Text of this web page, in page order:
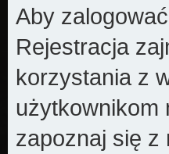
Aby
Rejestracja
korzystania z
użytkownikom
zapoznaj się z